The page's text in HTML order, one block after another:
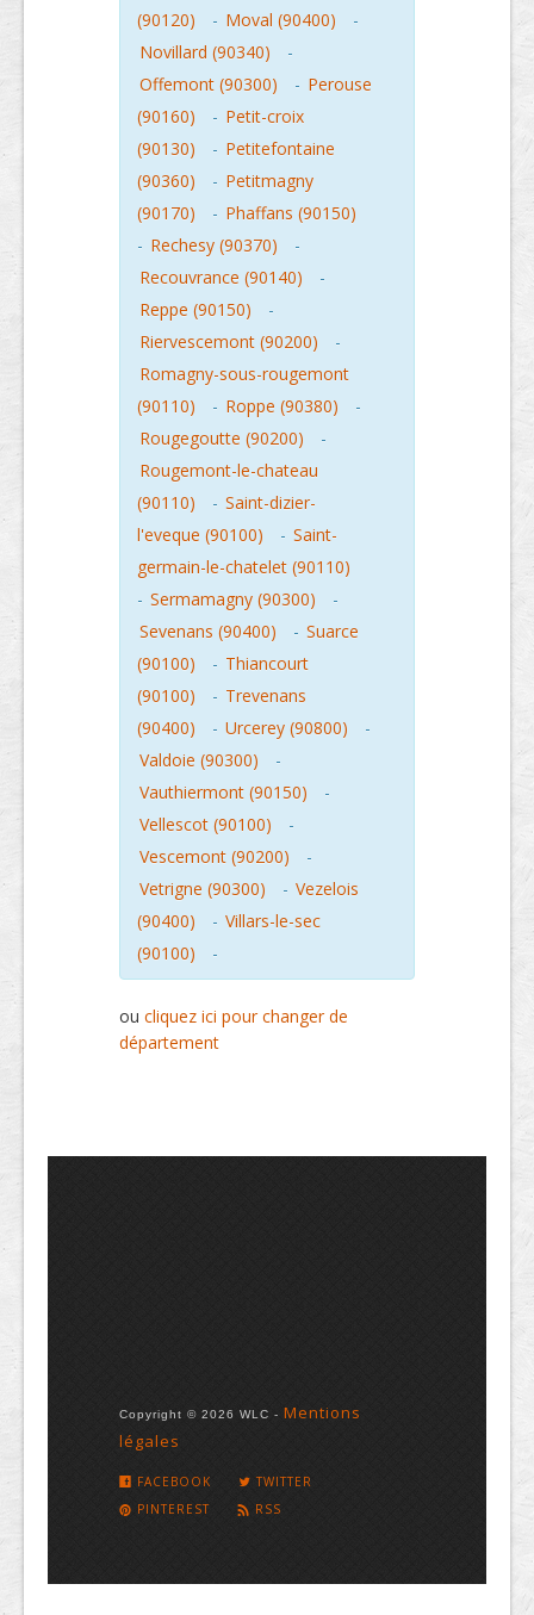
(90120)
- Moval (90400)
-
Novillard (90340)
-
Offemont (90300)
- Perouse
(90160)
- Petit-croix
(90130)
- Petitefontaine
(90360)
- Petitmagny
(90170)
- Phaffans (90150)
- Rechesy (90370)
-
Recouvrance (90140)
-
Reppe (90150)
-
Riervescemont (90200)
-
Romagny-sous-rougemont
(90110)
- Roppe (90380)
-
Rougegoutte (90200)
-
Rougemont-le-chateau
(90110)
- Saint-dizier-
l'eveque (90100)
- Saint-
germain-le-chatelet (90110)
- Sermamagny (90300)
-
Sevenans (90400)
- Suarce
(90100)
- Thiancourt
(90100)
- Trevenans
(90400)
- Urcerey (90800)
-
Valdoie (90300)
-
Vauthiermont (90150)
-
Vellescot (90100)
-
Vescemont (90200)
-
Vetrigne (90300)
- Vezelois
(90400)
- Villars-le-sec
(90100)
-
ou cliquez ici pour changer de
département
Copyright © 2026 WLC - Mentions
légales
FACEBOOK
TWITTER
PINTEREST
RSS